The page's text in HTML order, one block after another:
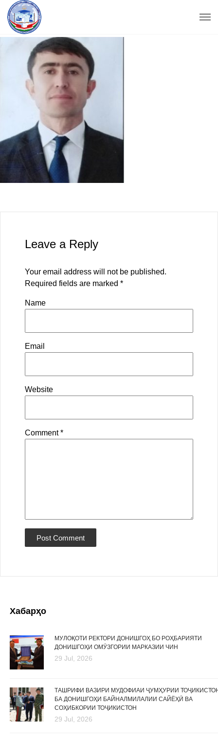
Leave a Reply
Your email address will not be published.
Required fields are marked *
Name
Email
Website
Comment*
Хабарҳо
МУЛОҚОТИ РЕКТОРИ ДОНИШГОҲ БО РОҲБАРИЯТИ
ДОНИШГОҲИ ОМӮЗГОРИИ МАРКАЗИИ ЧИН
29 Jul, 2026
ТАШРИФИ ВАЗИРИ МУДОФИАИ ҶУМҲУРИИ
БА ДОНИШГОҲИ БАЙНАЛМИЛАЛИИ САЙЁҲӢ ВА
СОҲИБКОРИИ ТОҶИКИСТОН
29 Jul, 2026